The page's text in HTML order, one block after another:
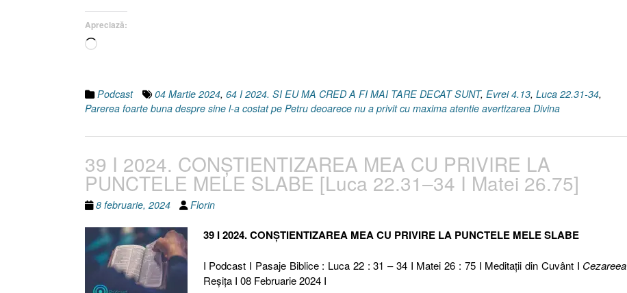
Apreciază:
Încarc...
Podcast 04 Martie 2024, 64 I 2024. SI EU MA CRED A FI MAI TARE DECAT SUNT, Evrei 4.13, Luca 22.31-34,
Parerea foarte buna despre sine l-a costat pe Petru deoarece nu a privit cu maxima atentie avertizarea Divina
39 I 2024. CONȘTIENTIZAREA MEA CU PRIVIRE LA
PUNCTELE MELE SLABE [Luca 22.31–34 I Matei 26.75]
8 februarie, 2024 Florin
39 I 2024. CONȘTIENTIZAREA MEA CU PRIVIRE LA PUNCTELE MELE SLABE
I Podcast I Pasaje Biblice : Luca 22 : 31 – 34 I Matei 26 : 75 I Meditaţii din Cuvânt I Cezareea
Reşiţa I 08 Februarie 2024 I